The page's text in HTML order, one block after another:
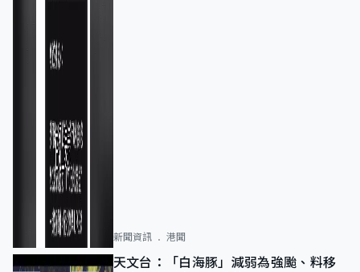
新聞資訊 港聞
天文台：「白海豚」減弱為強颱、料移